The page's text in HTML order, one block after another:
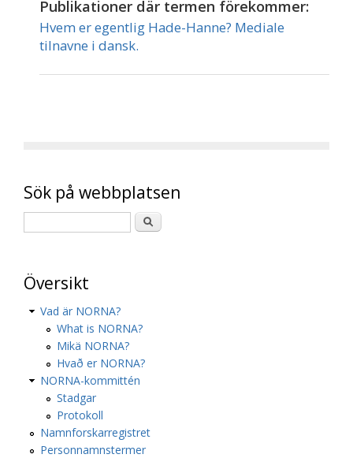
Publikationer där termen förekommer:
Hvem er egentlig Hade-Hanne? Mediale
tilnavne i dansk.
Sök på webbplatsen
Översikt
Vad är NORNA?
What is NORNA?
Mikä NORNA?
Hvað er NORNA?
NORNA-kommittén
Stadgar
Protokoll
Namnforskarregistret
Personnamnstermer